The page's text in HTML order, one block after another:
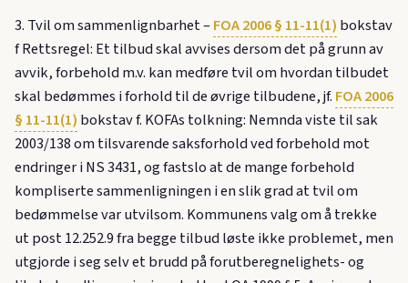
3. Tvil om sammenlignbarhet –FOA 2006 § 11-11(1) bokstav
f Rettsregel: Et tilbud skal avvises dersom det på grunn av
avvik, forbehold m.v. kan medføre tvil om hvordan tilbudet
skal bedømmes i forhold til de øvrige tilbudene, jf. FOA 2006
§ 11-11(1) bokstav f. KOFAs tolkning: Nemnda viste til sak
2003/138 om tilsvarende saksforhold ved forbehold mot
endringer i NS 3431, og fastslo at de mange forbehold
kompliserte sammenligningen i en slik grad at tvil om
bedømmelse var utvilsom. Kommunens valg om å trekke
ut post 12.252.9 fra begge tilbud løste ikke problemet, men
utgjorde i seg selv et brudd på forutberegnelighets- og